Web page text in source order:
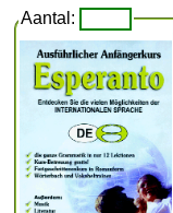
Aantal: